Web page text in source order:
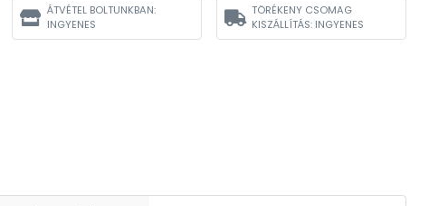
ÁTVÉTEL BOLTUNKBAN:
INGYENES
TÖRÉKENY CSOMAG
KISZÁLLÍTÁS: INGYENES